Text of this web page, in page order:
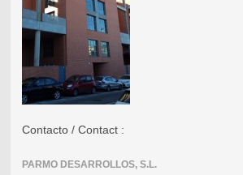
Contacto / Contact :
PARMO DESARROLLOS, S.L.